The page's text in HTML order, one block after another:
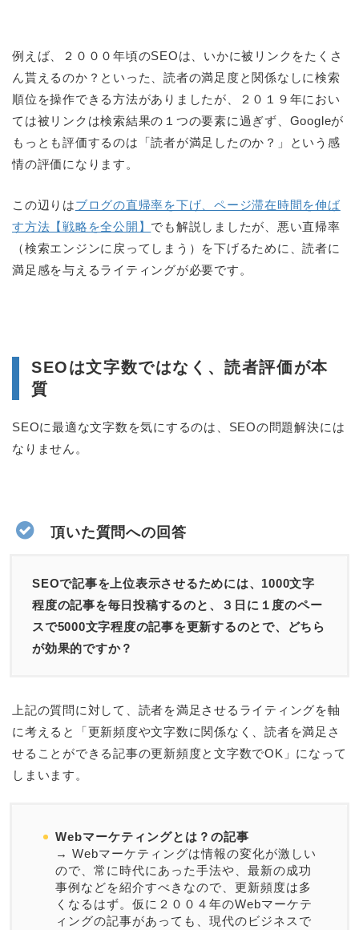
例えば、２０００年頃のSEOは、いかに被リンクをたくさ
ん貰えるのか？といった、読者の満足度と関係なしに検索
順位を操作できる方法がありましたが、２０１９年におい
ては被リンクは検索結果の１つの要素に過ぎず、Googleが
もっとも評価するのは「読者が満足したのか？」という感
情の評価になります。
この辺りはブログの直帰率を下げ、ページ滞在時間を伸ば
す方法【戦略を全公開】 でも解説しましたが、悪い直帰率
（検索エンジンに戻ってしまう）を下げるために、読者に
満足感を与えるライティングが必要です。
SEOは文字数ではなく、読者評価が本
質
SEOに最適な文字数を気にするのは、SEOの問題解決には
なりません。
頂いた質問への回答
SEOで記事を上位表示させるためには、1000文字
程度の記事を毎日投稿するのと、３日に１度のペー
スで5000文字程度の記事を更新するのとで、どちら
が効果的ですか？
上記の質問に対して、読者を満足させるライティングを軸
に考えると「更新頻度や文字数に関係なく、読者を満足さ
せることができる記事の更新頻度と文字数でOK」になって
しまいます。
Webマーケティングとは？の記事
→ Webマーケティングは情報の変化が激しい
ので、常に時代にあった手法や、最新の成功
事例などを紹介すべきなので、更新頻度は多
くなるはず。仮に２００４年のWebマーケテ
ィングの記事があっても、現代のビジネスで